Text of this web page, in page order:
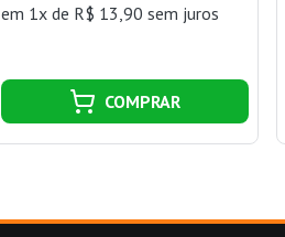
em 1x de R$ 13,90 sem juros
COMPRAR